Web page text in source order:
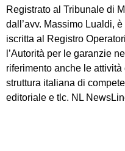
Registrato al Tribunale di
dall’avv. Massimo Lualdi,
iscritta al Registro
l’Autorità per le garanzie
riferimento anche le
struttura italiana di
editoriale e tlc. NL